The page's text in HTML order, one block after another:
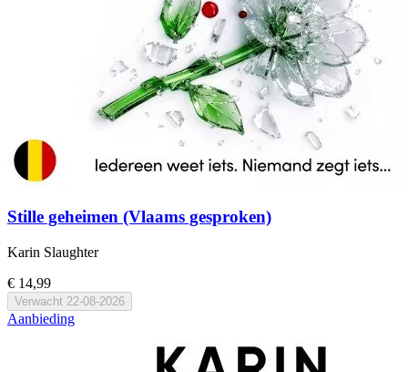
Stille geheimen (Vlaams gesproken)
Karin Slaughter
€ 14,99
Verwacht 22-08-2026
Aanbieding